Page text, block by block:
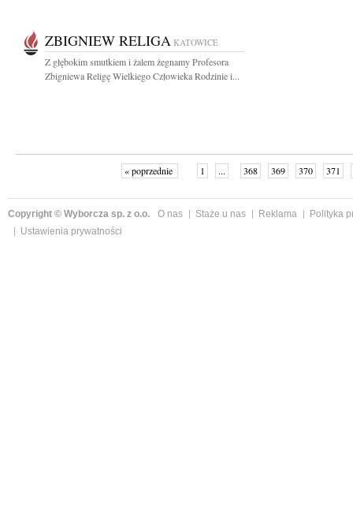
ZBIGNIEW RELIGA KATOWICE
Z głębokim smutkiem i żalem żegnamy Profesora
Zbigniewa Religę Wielkiego Człowieka Rodzinie i...
« poprzednie 1 ... 368 369 370 371
Copyright © Wyborcza sp. z o.o. O nas Staże u nas Reklama
Polityka
Ustawienia prywatności